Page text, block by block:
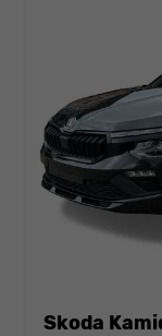
Skoda